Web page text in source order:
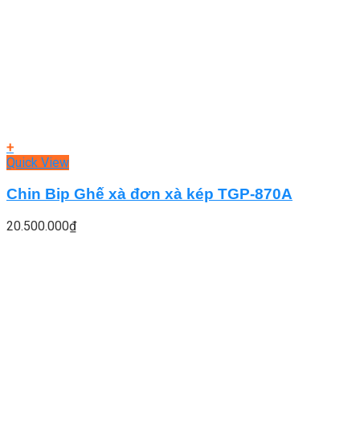
+
Quick View
Chin Bip Ghế xà đơn xà kép TGP-870A
20.500.000₫